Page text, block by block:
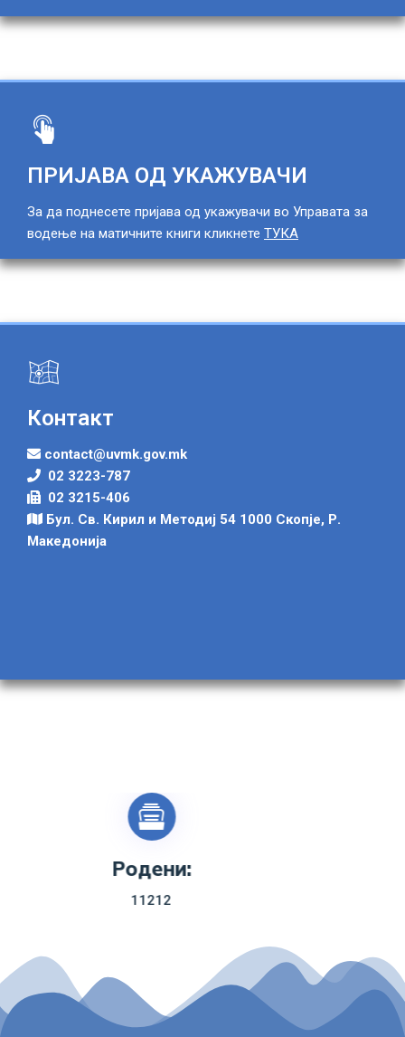
ПРИЈАВА ОД УКАЖУВАЧИ
За да поднесете пријава од укажувачи во Управата за
водење на матичните книги кликнете ТУКА
Контакт
contact@uvmk.gov.mk
02 3223-787
02 3215-406
Бул. Св. Кирил и Методиј 54 1000 Скопје, Р.
Македонија
Венчани: